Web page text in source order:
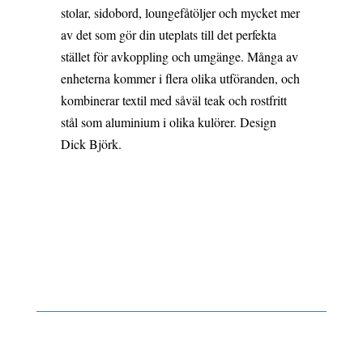
stolar, sidobord, loungefåtöljer och mycket mer
av det som gör din uteplats till det perfekta
stället för avkoppling och umgänge. Många av
enheterna kommer i flera olika utföranden, och
kombinerar textil med såväl teak och rostfritt
stål som aluminium i olika kulörer. Design
Dick Björk.